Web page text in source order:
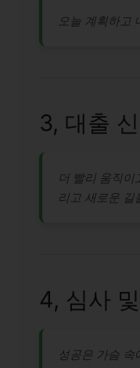
오늘 계획하고
3, 대출
더 빨리 움직이
리고 새로운 길
4, 심사
성공은 가슴 속